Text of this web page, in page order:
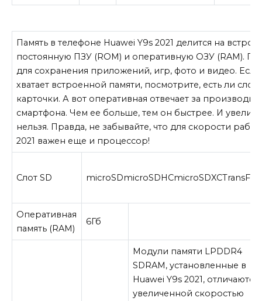
Память в телефоне Huawei Y9s 2021 делится на
постоянную ПЗУ (ROM) и оперативную ОЗУ (RAM).
для сохранения приложений, игр, фото и видео.
хватает встроенной памяти, посмотрите, есть ли слот
карточки. А вот оперативная отвечает за
смартфона. Чем ее больше, тем он быстрее. И
нельзя. Правда, не забывайте, что для скорости
2021 важен еще и процессор!
Слот SD microSDmicroSDHCmicroSDXC
Оперативная
память (RAM)
6Гб
Модули памяти LPDDR4
SDRAM, установленные в
Huawei Y9s 2021, отличаются
увеличенной скоростью